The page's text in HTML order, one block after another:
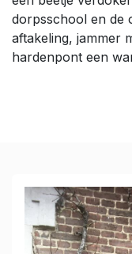
dorpsschool en de
aftakeling, jammer
hardenpont een